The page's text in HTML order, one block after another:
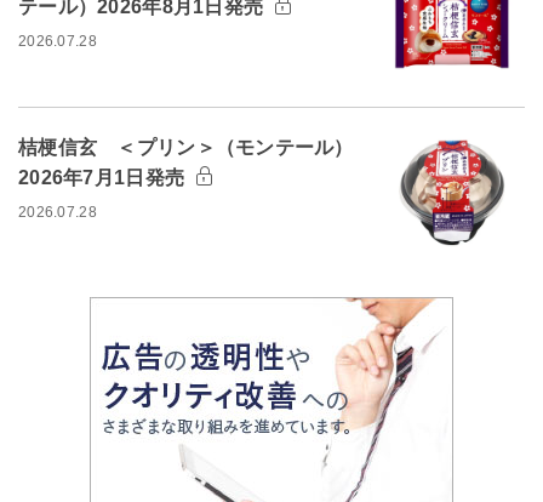
テール）2026年8月1日発売
2026.07.28
桔梗信玄 ＜プリン＞（モンテール）
2026年7月1日発売
2026.07.28